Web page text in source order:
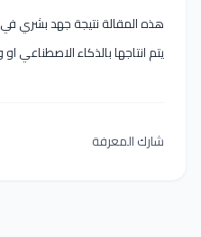
هذه المقالة نتيجة جهد بشري
يتم انتاجها بالذكاء الاصطناعي او
شارك المعرفة